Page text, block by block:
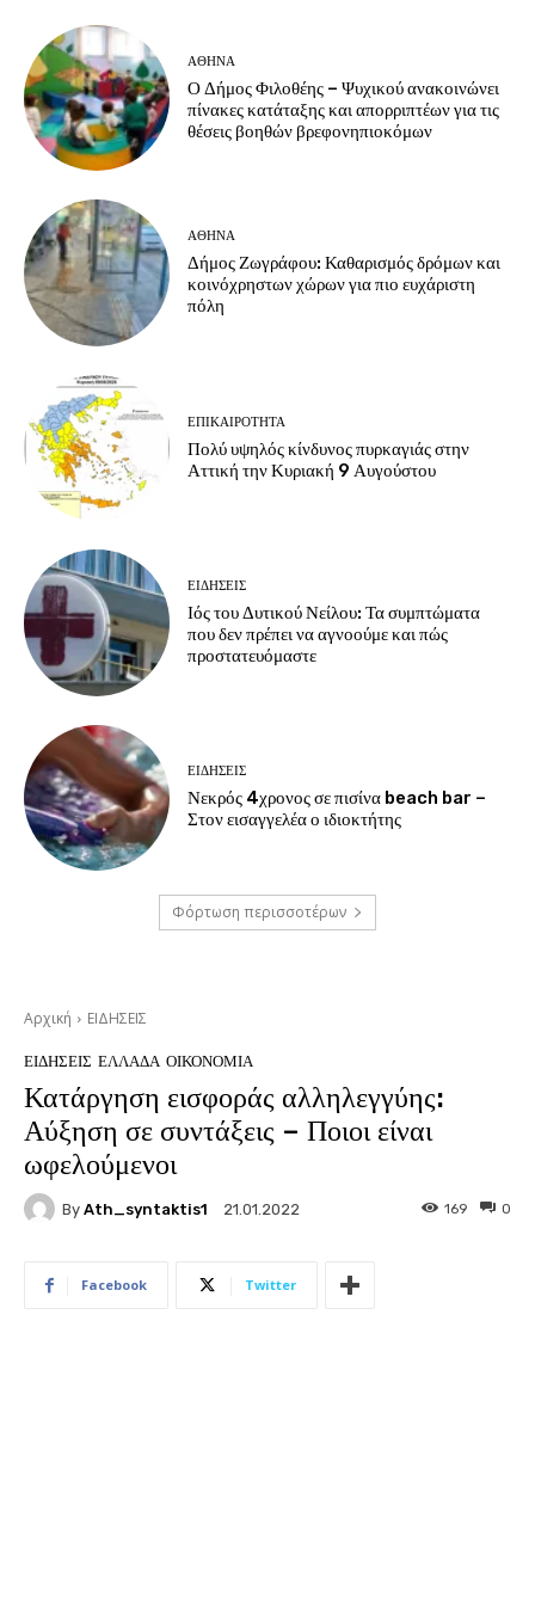
ΑΘΗΝΑ
Ο Δήμος Φιλοθέης – Ψυχικού ανακοινώνει
πίνακες κατάταξης και απορριπτέων για τις
θέσεις βοηθών βρεφονηπιοκόμων
ΑΘΗΝΑ
Δήμος Ζωγράφου: Καθαρισμός δρόμων και
κοινόχρηστων χώρων για πιο ευχάριστη
πόλη
ΕΠΙΚΑΙΡΟΤΗΤΑ
Πολύ υψηλός κίνδυνος πυρκαγιάς στην
Αττική την Κυριακή 9 Αυγούστου
ΕΙΔΗΣΕΙΣ
Ιός του Δυτικού Νείλου: Τα συμπτώματα
που δεν πρέπει να αγνοούμε και πώς
προστατευόμαστε
ΕΙΔΗΣΕΙΣ
Νεκρός 4χρονος σε πισίνα beach bar –
Στον εισαγγελέα ο ιδιοκτήτης
Φόρτωση περισσοτέρων